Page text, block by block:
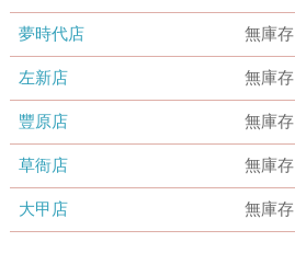
夢時代店 無庫存
左新店 無庫存
豐原店 無庫存
草衙店 無庫存
大甲店 無庫存